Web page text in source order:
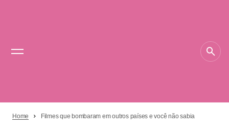
Home Filmes que bombaram em outros países e você não sabia